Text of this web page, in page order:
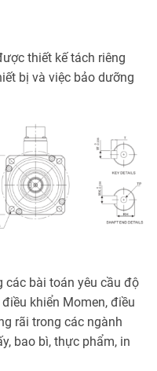
thiết kế tách riêng
bị và việc bảo dưỡng
bài toán yêu cầu độ
khiển Momen, điều
rãi trong các ngành
bao bì, thực phẩm, in